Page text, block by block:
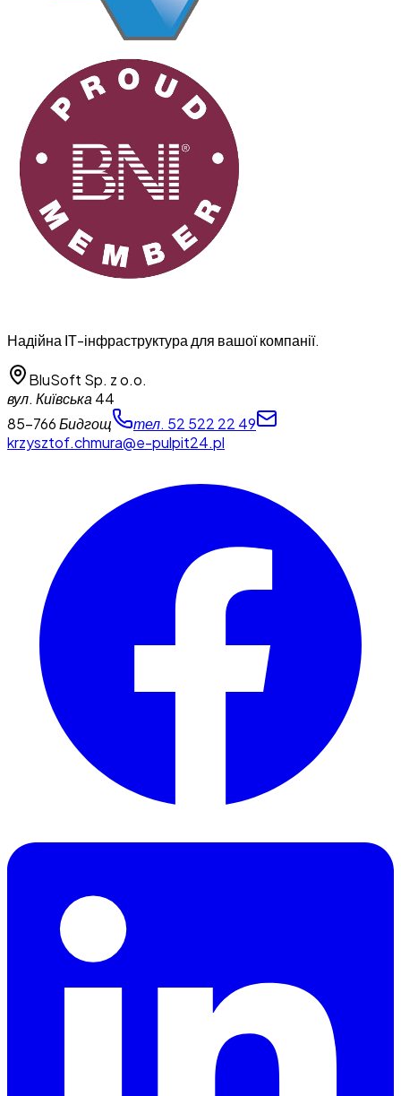
Надійна ІТ-інфраструктура для вашої компанії.
BluSoft Sp. z o.o.
вул. Київська 44
85-766 Бидгощ
тел. 52 522 22 49
krzysztof.chmura@e-pulpit24.pl